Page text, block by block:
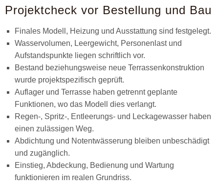
Projektcheck vor Bestellung und Bau
Finales Modell, Heizung und Ausstattung sind festgelegt.
Wasservolumen, Leergewicht, Personenlast und
Aufstandspunkte liegen schriftlich vor.
Bestand beziehungsweise neue Terrassenkonstruktion
wurde projektspezifisch geprüft.
Auflager und Terrasse haben getrennt geplante
Funktionen, wo das Modell dies verlangt.
Regen-, Spritz-, Entleerungs- und Leckagewasser haben
einen zulässigen Weg.
Abdichtung und Notentwässerung bleiben unbeschädigt
und zugänglich.
Einstieg, Abdeckung, Bedienung und Wartung
funktionieren im realen Grundriss.